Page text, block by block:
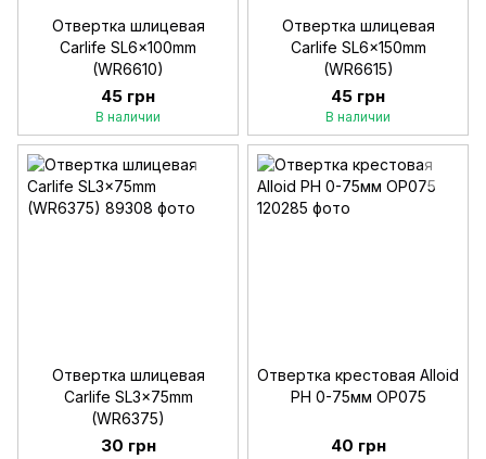
Отвертка шлицевая
Carlife SL6x100mm
(WR6610)
45 грн
В наличии
Отвертка шлицевая
Carlife SL6x150mm
(WR6615)
45 грн
В наличии
Отвертка шлицевая
Carlife SL3x75mm
(WR6375)
30 грн
Отвертка крестовая Alloid
РН 0-75мм OP075
40 грн